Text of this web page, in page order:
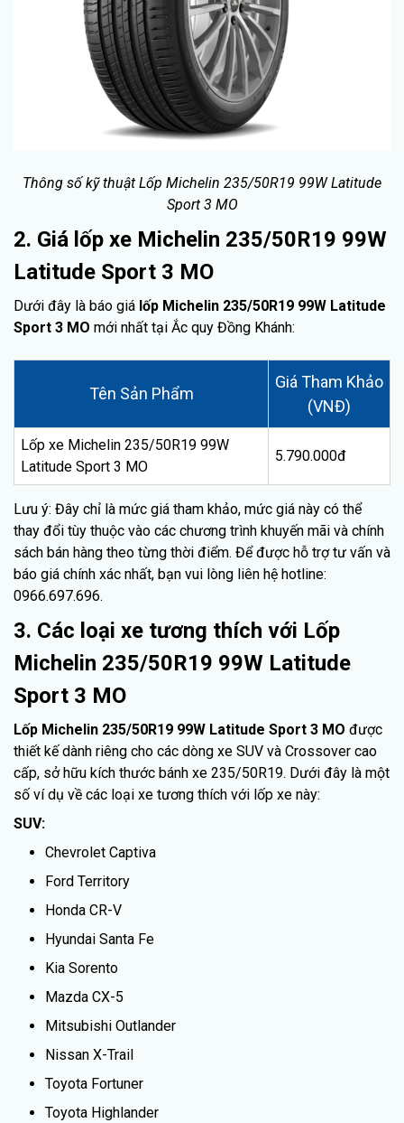
Thông số kỹ thuật Lốp Michelin 235/50R19 99W Latitude
Sport 3 MO
2. Giá lốp xe Michelin 235/50R19 99W
Latitude Sport 3 MO
Dưới đây là báo giá lốp Michelin 235/50R19 99W Latitude
Sport 3 MO mới nhất tại Ắc quy Đồng Khánh:
Tên Sản Phẩm
Giá Tham Khảo
(VNĐ)
Lốp xe Michelin 235/50R19 99W
Latitude Sport 3 MO
5.790.000đ
Lưu ý: Đây chỉ là mức giá tham khảo, mức giá này có thể
thay đổi tùy thuộc vào các chương trình khuyến mãi và chính
sách bán hàng theo từng thời điểm. Để được hỗ trợ tư vấn và
báo giá chính xác nhất, bạn vui lòng liên hệ hotline:
0966.697.696.
3. Các loại xe tương thích với Lốp
Michelin 235/50R19 99W Latitude
Sport 3 MO
Lốp Michelin 235/50R19 99W Latitude Sport 3 MO được
thiết kế dành riêng cho các dòng xe SUV và Crossover cao
cấp, sở hữu kích thước bánh xe 235/50R19. Dưới đây là một
số ví dụ về các loại xe tương thích với lốp xe này:
SUV:
Chevrolet Captiva
Ford Territory
Honda CR-V
Hyundai Santa Fe
Kia Sorento
Mazda CX-5
Mitsubishi Outlander
Nissan X-Trail
Toyota Fortuner
Toyota Highlander